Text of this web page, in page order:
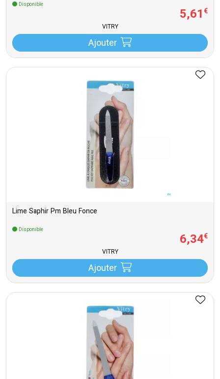
Disponible
5,61€
VITRY
Ajouter
Lime Saphir Pm Bleu Fonce
Disponible
6,34€
VITRY
Ajouter